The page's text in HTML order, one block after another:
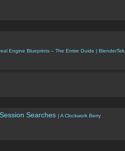
Engine Blueprints – The Entire Guide | BlenderTek
Searches | A Clockwork Berry